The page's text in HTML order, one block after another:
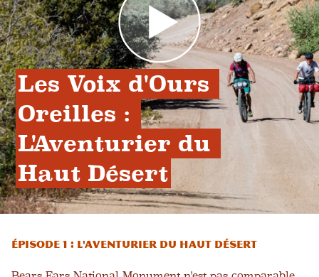
Les Voix d'Ours
Oreilles :
L'Aventurier du
Haut Désert
Épisode 1 : L'aventurier du haut désert